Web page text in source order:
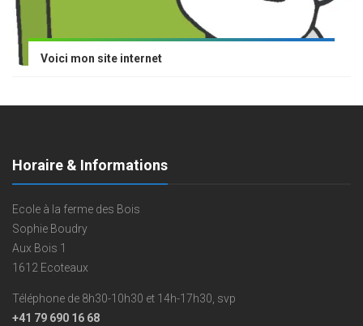
Voici mon site internet
Horaire & Informations
Ecole à la ferme des Bois
Sophie Boudry
Aux Bois 1
1612 Ecoteaux
Téléphone de 8h30-10h30 et 14h-17h30, svp
+41 79 690 16 68